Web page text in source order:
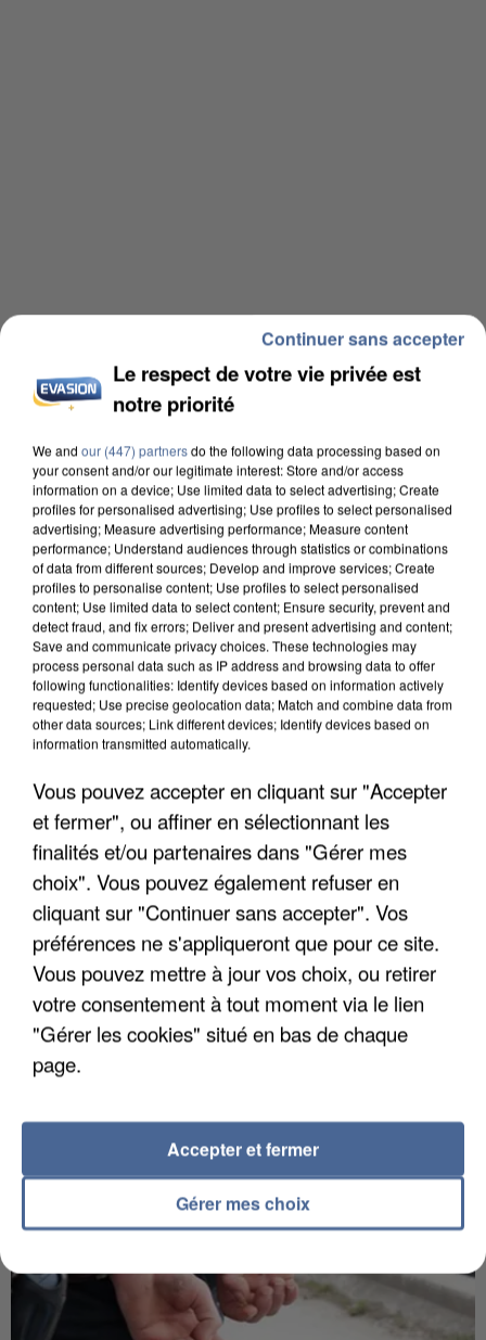
12h00
Les données de 300 000 clients dérobées à
Intermarché après une...
Les données bancaires ne seraient pas
concernées.
Le respect de votre vie privée est
notre priorité
We and our (447) partnersdo the following data processing based on
your consent and/or our legitimate interest: Store and/or access
information on a device; Use limited data to select advertising; Create
profiles for personalised advertising; Use profiles to select personalised
advertising; Measure advertising performance; Measure content
performance; Understand audiences through statistics or combinations
of data from different sources; Develop and improve services; Create
profiles to personalise content; Use profiles to select personalised
content; Use limited data to select content; Ensure security, prevent and
detect fraud, and fix errors; Deliver and present advertising and content;
Save and communicate privacy choices. These technologies may
process personal data such as IP address and browsing data to offer
following functionalities: Identify devices based on information actively
requested; Use precise geolocation data; Match and combine data from
other data sources; Link different devices; Identify devices based on
information transmitted automatically.
Vous pouvez accepter en cliquant sur "Accepter
et fermer", ou affiner en sélectionnant les
finalités et/ou partenaires dans "Gérer mes
choix". Vous pouvez également refuser en
cliquant sur "Continuer sans accepter". Vos
préférences ne s'appliqueront que pour ce site.
Vous pouvez mettre à jour vos choix, ou retirer
votre consentement à tout moment via le lien
"Gérer les cookies" situé en bas de chaque
page.
Gérer mes choix
Accepter et fermer
Continuer sans accepter